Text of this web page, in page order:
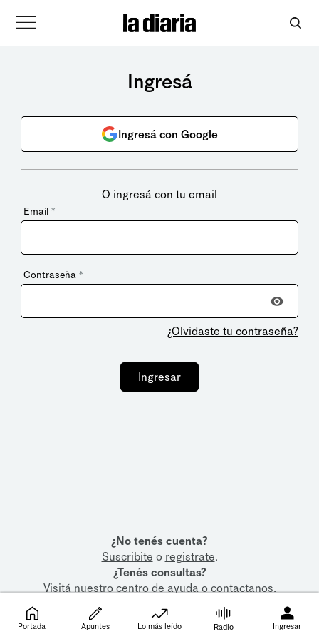
Ingresá
Ingresá con Google
O ingresá con tu email
Email *
Contraseña *
¿Olvidaste tu contraseña?
Ingresar
¿No tenés cuenta?
Suscribite o registrate.
¿Tenés consultas?
Visitá nuestrocentro de ayudaocontactanos.
Portada Apuntes Lo más leído Radio Ingresar